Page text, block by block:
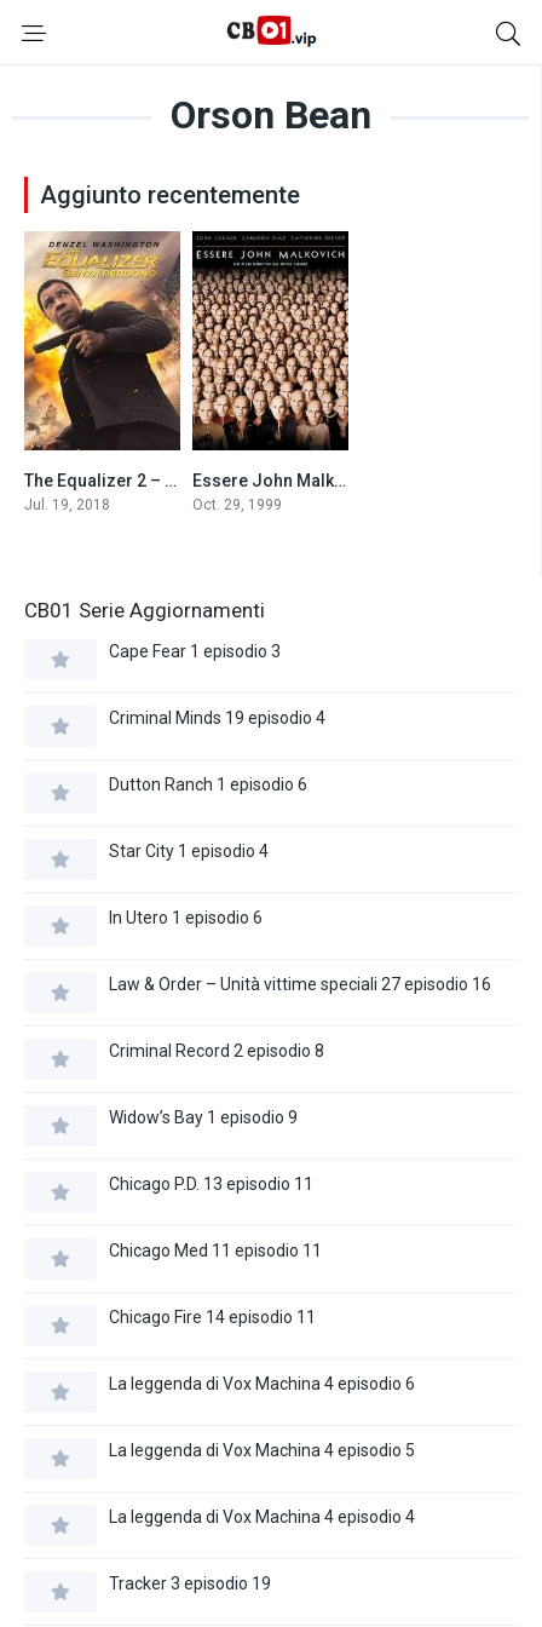
Orson Bean
Aggiunto recentemente
6.7The Equalizer 2 – Senza perdono (2018)
Jul. 19, 2018
7.8Essere John Malkovich (1999)
Oct. 29, 1999
CB01 Serie Aggiornamenti
Cape Fear 1 episodio 3
Criminal Minds 19 episodio 4
Dutton Ranch 1 episodio 6
Star City 1 episodio 4
In Utero 1 episodio 6
Law & Order – Unità vittime speciali 27 episodio 16
Criminal Record 2 episodio 8
Widow’s Bay 1 episodio 9
Chicago P.D. 13 episodio 11
Chicago Med 11 episodio 11
Chicago Fire 14 episodio 11
La leggenda di Vox Machina 4 episodio 6
La leggenda di Vox Machina 4 episodio 5
La leggenda di Vox Machina 4 episodio 4
Tracker 3 episodio 19